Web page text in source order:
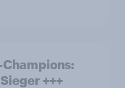
Champions:
+++